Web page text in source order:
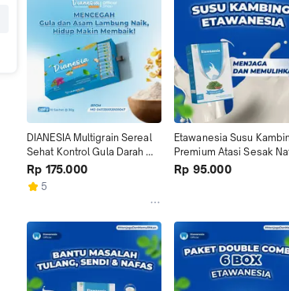
DIANESIA Multigrain Sereal
Sehat Kontrol Gula Darah
Pencegah Dan Obat
Diabetes + Solusi Alami
Asam Lambung (300gram )
Rp 175.000
5
Etawanesia Susu
Premium Atasi Sesak
& Nyeri Tulang Sendi
Rp 95.000